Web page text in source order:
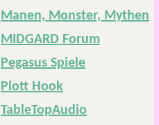
Manen, Monster, Mythen
MIDGARD Forum
Pegasus Spiele
Plott Hook
TableTopAudio